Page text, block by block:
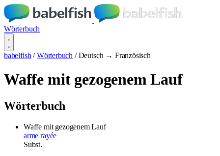
Wörterbuch
babelfish / Wörterbuch / Deutsch → Französisch
Waffe mit gezogenem Lauf
Wörterbuch
Waffe mit gezogenem Lauf
arme rayée
Subst.